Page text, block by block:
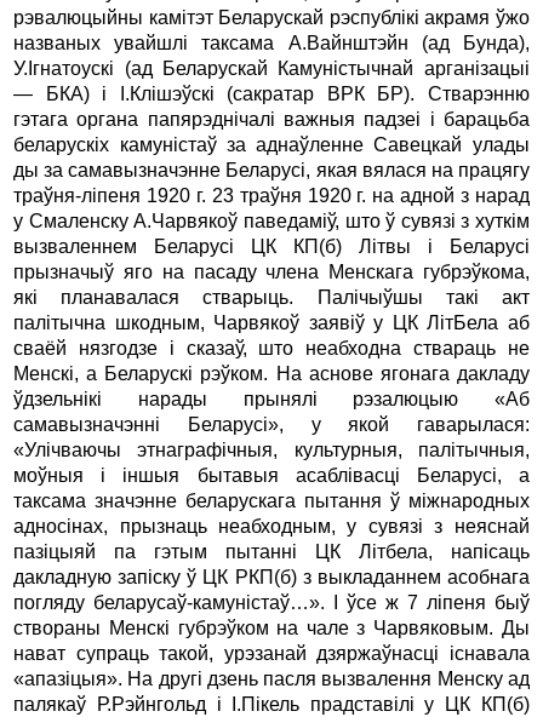
рэвалюцыйны камiтэт Беларускай рэспублiкi акрамя ўжо
названых увайшлi таксама А.Вайнштэйн (ад Бунда),
У.Iгнатоускi (ад Беларускай Камунiстычнай арганiзацыi
— БКА) i I.Клiшэўскi (сакратар ВРК БР). Стварэнню
гэтага органа папярэднiчалi важныя падзеi i барацьба
беларускiх камунiстаў за аднаўленне Савецкай улады
ды за самавызначэнне Беларусi, якая вялася на працягу
траўня-лiпеня 1920 г. 23 траўня 1920 г. на адной з нарад
у Смаленску А.Чарвякоў паведамiў, што ў сувязi з хуткiм
вызваленнем Беларусi ЦК КП(б) Лiтвы i Беларусi
прызначыў яго на пасаду члена Менскага губрэўкома,
якi планавалася стварыць. Палiчыўшы такi акт
палiтычна шкодным, Чарвякоў заявiў у ЦК ЛiтБела аб
сваёй нязгодзе i сказаў, што неабходна ствараць не
Менскi, а Беларускi рэўком. На аснове ягонага дакладу
ўдзельнiкi нарады прынялi рэзалюцыю «Аб
самавызначэннi Беларусi», у якой гаварылася:
«Улiчваючы этнаграфiчныя, культурныя, палiтычныя,
моўныя i iншыя бытавыя асаблiвасцi Беларусi, а
таксама значэнне беларускага пытання ў мiжнародных
адносiнах, прызнаць неабходным, у сувязi з неяснай
пазiцыяй па гэтым пытаннi ЦК Лiтбела, напiсаць
дакладную запiску ў ЦК РКП(б) з выкладаннем асобнага
погляду беларусаў-камунiстаў…». I ўсе ж 7 лiпеня быў
створаны Менскi губрэўком на чале з Чарвяковым. Ды
нават супраць такой, урэзанай дзяржаўнасцi iснавала
«апазiцыя». На другi дзень пасля вызвалення Менску ад
палякаў Р.Рэйнгольд i I.Пiкель прадставiлi у ЦК КП(б)